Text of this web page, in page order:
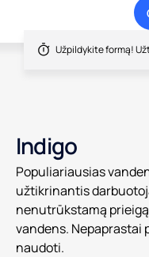
Užpildykite formą!
Indigo
Populiariausias
užtikrinantis
nenutrūkstamą
vandens. Nepaprastai
naudoti.